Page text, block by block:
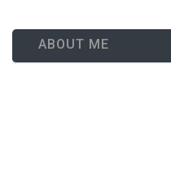
ABOUT ME